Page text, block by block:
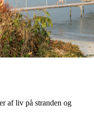
af liv på stranden og